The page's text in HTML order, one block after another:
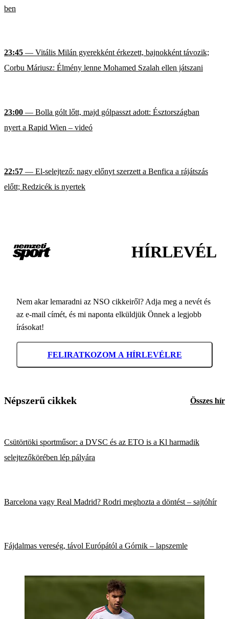
ben
23:45 — Vitális Milán gyerekként érkezett, bajnokként távozik;
Corbu Máriusz: Élmény lenne Mohamed Szalah ellen játszani
23:00 — Bolla gólt lőtt, majd gólpasszt adott: Észtországban
nyert a Rapid Wien – videó
22:57 — El-selejtező: nagy előnyt szerzett a Benfica a rájátszás
előtt; Redzicék is nyertek
HÍRLEVÉL
Nem akar lemaradni az NSO cikkeiről? Adja meg a nevét és
az e-mail címét, és mi naponta elküldjük Önnek a legjobb
írásokat!
FELIRATKOZOM A HÍRLEVÉLRE
Népszerű cikkek Összes hír
Csütörtöki sportműsor: a DVSC és az ETO is a Kl harmadik
selejtezőkörében lép pályára
Barcelona vagy Real Madrid? Rodri meghozta a döntést – sajtóhír
Fájdalmas vereség, távol Európától a Górnik – lapszemle